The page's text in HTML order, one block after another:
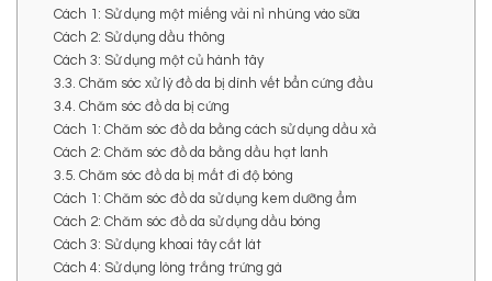
Cách 1: Sử dụng một miếng vải nỉ nhúng vào sữa
Cách 2: Sử dụng dầu thông
Cách 3: Sử dụng một củ hành tây
3.3. Chăm sóc xử lý đồ da bị dính vết bẩn cứng đầu
3.4. Chăm sóc đồ da bị cứng
Cách 1: Chăm sóc đồ da bằng cách sử dụng dầu xả
Cách 2: Chăm sóc đồ da bằng dầu hạt lanh
3.5. Chăm sóc đồ da bị mất đi độ bóng
Cách 1: Chăm sóc đồ da sử dụng kem dưỡng ẩm
Cách 2: Chăm sóc đồ da sử dụng dầu bóng
Cách 3: Sử dụng khoai tây cắt lát
Cách 4: Sử dụng lòng trắng trứng gà